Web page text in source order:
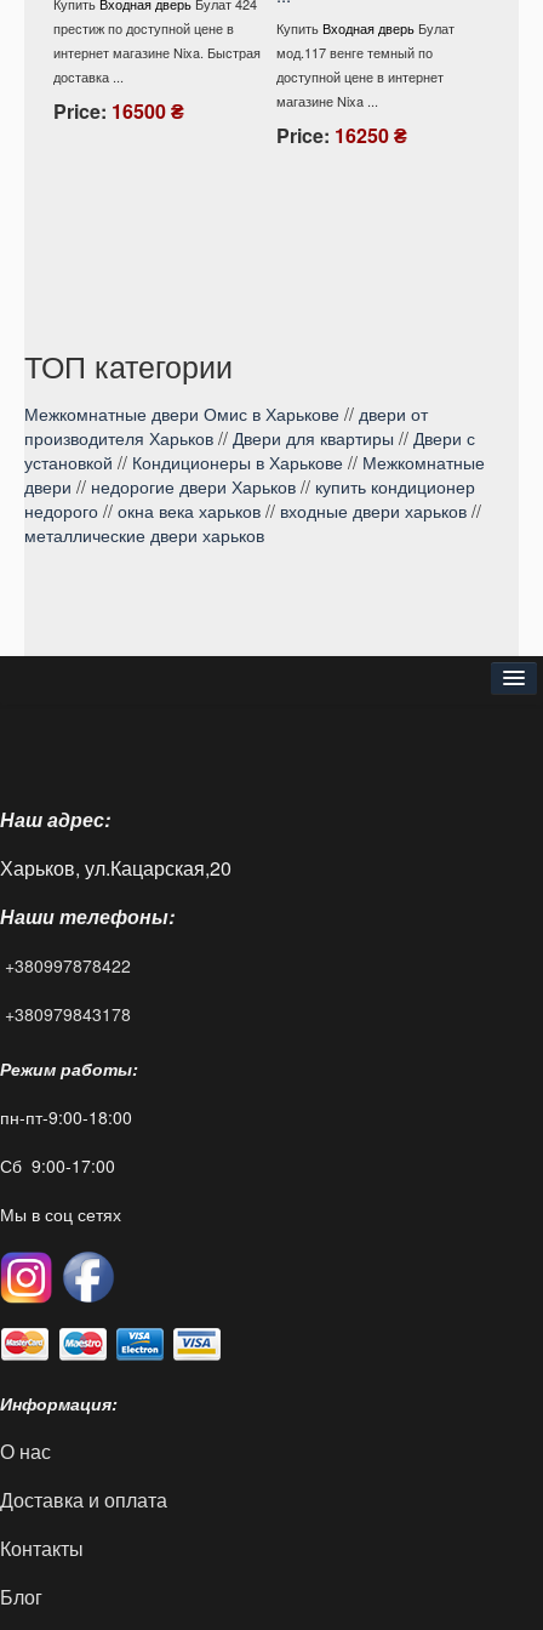
престиж по доступной цене в
интернет магазине Nixa. Быстрая
доставка ...
Price: 16500 ₴
Купить Входная дверьБулат
мод.117 венге темный по
доступной цене в интернет
магазине Nixa ...
Price: 16250 ₴
ТОП категории
Межкомнатные двери Омис в Харькове // двери от
производителя Харьков // Двери для квартиры // Двери с
установкой // Кондиционеры в Харькове // Межкомнатные
двери // недорогие двери Харьков // купить кондиционер
недорого // окна века харьков // входные двери харьков //
металлические двери харьков
Доставка и оплата
Блог
FAQ
Контакты
Наш адрес:
Харьков, ул.Кацарская,20
Наши телефоны:
+380997878422
+380979843178
Режим работы:
пн-пт-9:00-18:00
Сб 9:00-17:00
Мы в соц сетях
Информация:
О нас
Доставка и оплата
Контакты
Блог